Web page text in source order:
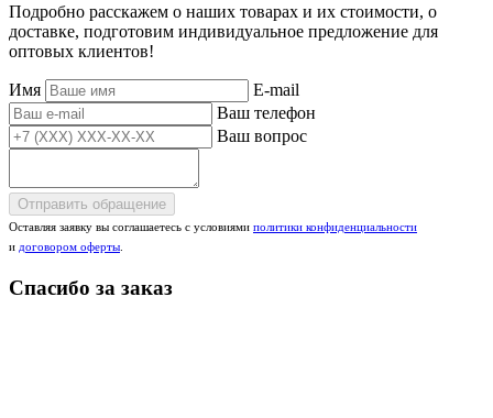
Подробно расскажем о наших товарах и их стоимости, о
доставке, подготовим индивидуальное предложение для
оптовых клиентов!
Имя
E-mail
Ваш телефон
Ваш вопрос
Отправить обращение
Оставляя заявку вы соглашаетесь с условиями политики конфиденциальности
и договором оферты
Спасибо за заказ